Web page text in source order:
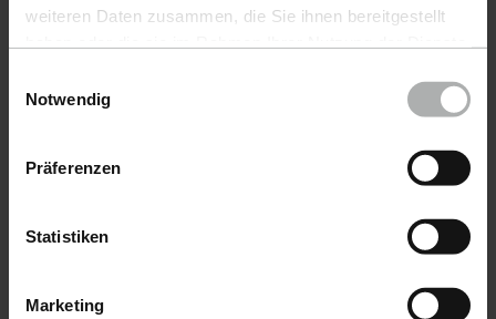
weiteren Daten zusammen, die Sie ihnen bereitgestellt
Einstellungen zu den Cookies finden Sie unter
Notwendig
Präferenzen
Statistiken
Marketing